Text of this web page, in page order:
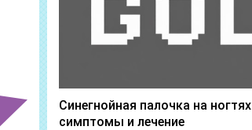
Синегнойная палочка на ногтях
симптомы и лечение